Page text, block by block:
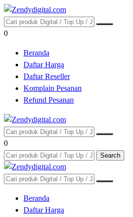
0
Beranda
Daftar Harga
Daftar Reseller
Komplain Pesanan
Refund Pesanan
0
Search
Beranda
Daftar Harga